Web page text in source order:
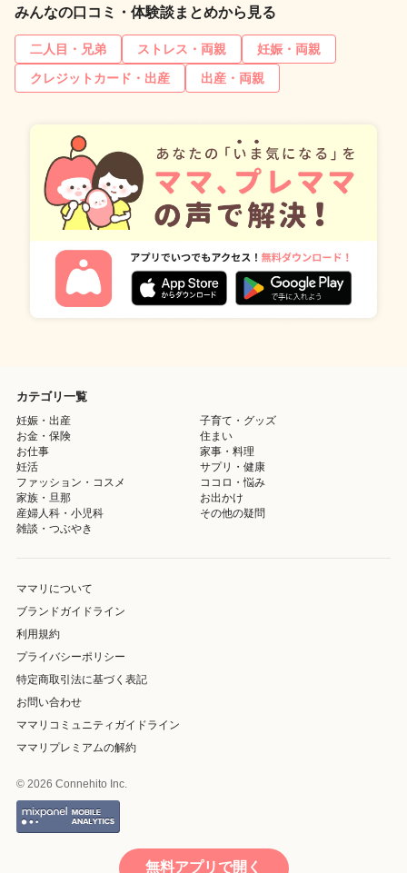
みんなの口コミ・体験談まとめから見る
二人目・兄弟 ストレス・両親
妊娠・両親
クレジットカード・出産
出産・両親
カテゴリ一覧
妊娠・出産
子育て・グッズ
お金・保険
住まい
お仕事
家事・料理
妊活
サプリ・健康
ファッション・コスメ
ココロ・悩み
家族・旦那
お出かけ
産婦人科・小児科
その他の疑問
雑談・つぶやき
ママリについて
ブランドガイドライン
利用規約
プライバシーポリシー
特定商取引法に基づく表記
お問い合わせ
ママリコミュニティガイドライン
ママリプレミアムの解約
© 2026 Connehito Inc.
無料アプリで開く